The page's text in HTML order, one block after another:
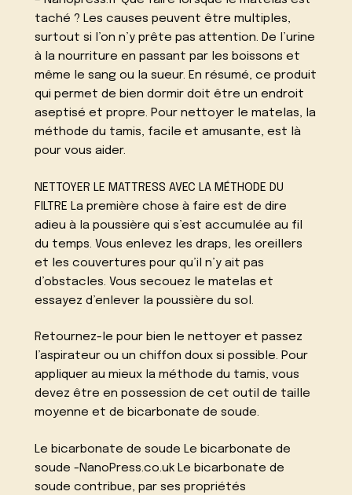
taché ? Les causes peuvent être multiples,
surtout si l’on n’y prête pas attention. De l’urine
à la nourriture en passant par les boissons et
même le sang ou la sueur. En résumé, ce produit
qui permet de bien dormir doit être un endroit
aseptisé et propre. Pour nettoyer le matelas, la
méthode du tamis, facile et amusante, est là
pour vous aider.
NETTOYER LE MATTRESS AVEC LA MÉTHODE DU
FILTRE La première chose à faire est de dire
adieu à la poussière qui s’est accumulée au fil
du temps. Vous enlevez les draps, les oreillers
et les couvertures pour qu’il n’y ait pas
d’obstacles. Vous secouez le matelas et
essayez d’enlever la poussière du sol.
Retournez-le pour bien le nettoyer et passez
l’aspirateur ou un chiffon doux si possible. Pour
appliquer au mieux la méthode du tamis, vous
devez être en possession de cet outil de taille
moyenne et de bicarbonate de soude.
Le bicarbonate de soude Le bicarbonate de
soude -NanoPress.co.uk Le bicarbonate de
soude contribue, par ses propriétés